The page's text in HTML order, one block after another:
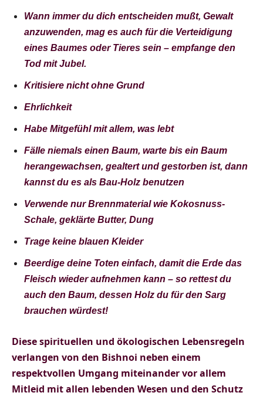
Wann immer du dich entscheiden mußt, Gewalt
anzuwenden, mag es auch für die Verteidigung
eines Baumes oder Tieres sein – empfange den
Tod mit Jubel.
Kritisiere nicht ohne Grund
Ehrlichkeit
Habe Mitgefühl mit allem, was lebt
Fälle niemals einen Baum, warte bis ein Baum
herangewachsen, gealtert und gestorben ist, dann
kannst du es als Bau-Holz benutzen
Verwende nur Brennmaterial wie Kokosnuss-
Schale, geklärte Butter, Dung
Trage keine blauen Kleider
Beerdige deine Toten einfach, damit die Erde das
Fleisch wieder aufnehmen kann – so rettest du
auch den Baum, dessen Holz du für den Sarg
brauchen würdest!
Diese spirituellen und ökologischen Lebensregeln
verlangen von den Bishnoi neben einem
respektvollen Umgang miteinander vor allem
Mitleid mit allen lebenden Wesen und den Schutz